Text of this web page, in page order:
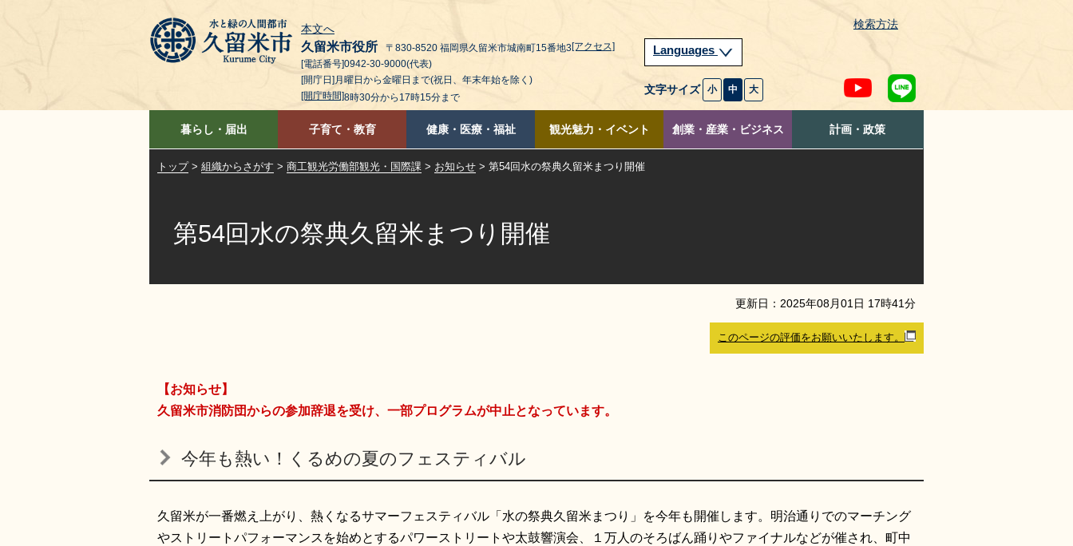
本文へ 検索方法
久留米市役所 〒830-8520 福岡県久留米市城南町15番地3[アクセス]
[電話番号]0942-30-9000(代表)
[開庁日]月曜日から金曜日まで(祝日、年末年始を除く)
[開庁時間]8時30分から17時15分まで
Languages
文字サイズ 小 中 大
暮らし・届出 子育て・教育 健康・医療・福祉 観光魅力・イベント 創業・産業・ビジネス 計画・政策
トップ> 組織からさがす > 商工観光労働部観光・国際課 > お知らせ > 第54回水の祭典久留米まつり開催
第54回水の祭典久留米まつり開催
更新日： 2025年08月01 日 17時41分
このページの評価をお願いいたします。
【お知らせ】
久留米市消防団からの参加辞退を受け、一部プログラムが中止となっています。
今年も熱い！くるめの夏のフェスティバル
久留米が一番燃え上がり、熱くなるサマーフェスティバル「水の祭典久留米まつり」を今年も開催します。明治通りでのマーチング
やストリートパフォーマンスを始めとするパワーストリートや太鼓響演会、１万人のそろばん踊りやファイナルなどが催され、町中